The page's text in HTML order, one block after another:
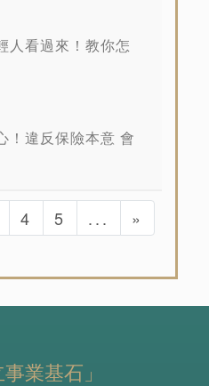
人看過來！教你怎
！違反保險本意 會
4 5 ... »
業基石」